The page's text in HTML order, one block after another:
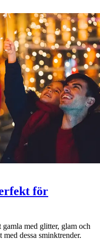
för
med glitter, glam och
dessa sminktrender.